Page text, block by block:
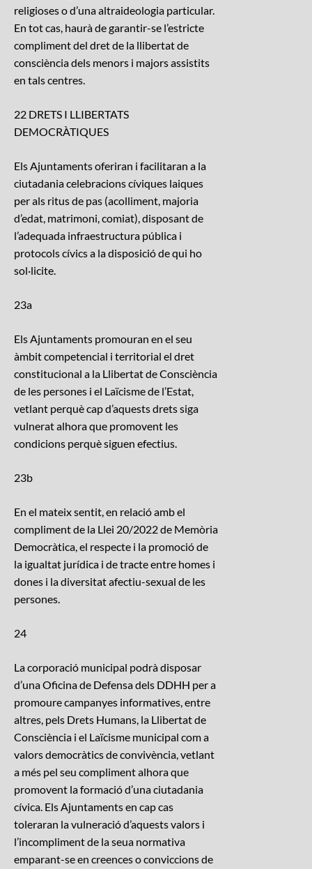
religioses o d’una altraideologia particular.
En tot cas, haurà de garantir-se l’estricte
compliment del dret de la llibertat de
consciència dels menors i majors assistits
en tals centres.
22 DRETS I LLIBERTATS
DEMOCRÀTIQUES
Els Ajuntaments oferiran i facilitaran a la
ciutadania celebracions cíviques laiques
per als ritus de pas (acolliment, majoria
d’edat, matrimoni, comiat), disposant de
l’adequada infraestructura pública i
protocols cívics a la disposició de qui ho
sol·licite.
23a
Els Ajuntaments promouran en el seu
àmbit competencial i territorial el dret
constitucional a la Llibertat de Consciència
de les persones i el Laïcisme de l’Estat,
vetlant perquè cap d’aquests drets siga
vulnerat alhora que promovent les
condicions perquè siguen efectius.
23b
En el mateix sentit, en relació amb el
compliment de la Llei 20/2022 de Memòria
Democràtica, el respecte i la promoció de
la igualtat jurídica i de tracte entre homes i
dones i la diversitat afectiu-sexual de les
persones.
24
La corporació municipal podrà disposar
d’una Oficina de Defensa dels DDHH per a
promoure campanyes informatives, entre
altres, pels Drets Humans, la Llibertat de
Consciència i el Laïcisme municipal com a
valors democràtics de convivència, vetlant
a més pel seu compliment alhora que
promovent la formació d’una ciutadania
cívica. Els Ajuntaments en cap cas
toleraran la vulneració d’aquests valors i
l’incompliment de la seua normativa
emparant-se en creences o conviccions de